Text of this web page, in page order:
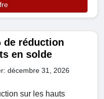
de réduction
en solde
décembre 31, 2026
sur les hauts